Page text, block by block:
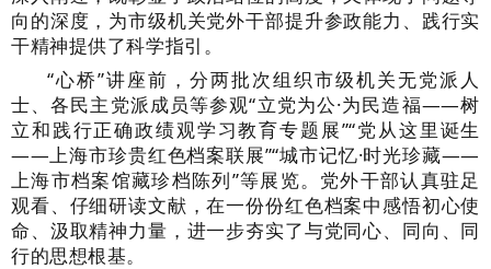
向的深度，为市级机关党外干部提升参政能力、践行实
干精神提供了科学指引。
“心桥”讲座前，分两批次组织市级机关无党派人
士、各民主党派成员等参观“立党为公·为民造福——树
立和践行正确政绩观学习教育专题展”“党从这里诞生
——上海市珍贵红色档案联展”“城市记忆·时光珍藏——
上海市档案馆藏珍档陈列”等展览。党外干部认真驻足
观看、仔细研读文献，在一份份红色档案中感悟初心使
命、汲取精神力量，进一步夯实了与党同心、同向、同
行的思想根基。